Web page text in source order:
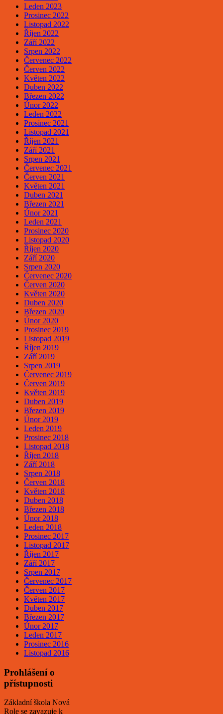
Leden 2023
Prosinec 2022
Listopad 2022
Říjen 2022
Září 2022
Srpen 2022
Červenec 2022
Červen 2022
Květen 2022
Duben 2022
Březen 2022
Únor 2022
Leden 2022
Prosinec 2021
Listopad 2021
Říjen 2021
Září 2021
Srpen 2021
Červenec 2021
Červen 2021
Květen 2021
Duben 2021
Březen 2021
Únor 2021
Leden 2021
Prosinec 2020
Listopad 2020
Říjen 2020
Září 2020
Srpen 2020
Červenec 2020
Červen 2020
Květen 2020
Duben 2020
Březen 2020
Únor 2020
Prosinec 2019
Listopad 2019
Říjen 2019
Září 2019
Srpen 2019
Červenec 2019
Červen 2019
Květen 2019
Duben 2019
Březen 2019
Únor 2019
Leden 2019
Prosinec 2018
Listopad 2018
Říjen 2018
Září 2018
Srpen 2018
Červen 2018
Květen 2018
Duben 2018
Březen 2018
Únor 2018
Leden 2018
Prosinec 2017
Listopad 2017
Říjen 2017
Září 2017
Srpen 2017
Červenec 2017
Červen 2017
Květen 2017
Duben 2017
Březen 2017
Únor 2017
Leden 2017
Prosinec 2016
Listopad 2016
Prohlášení o
přístupnosti
Základní škola Nová
Role se zavazuje k